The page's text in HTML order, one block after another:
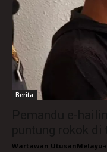
Berita
Wartawan UtusanMelayu+